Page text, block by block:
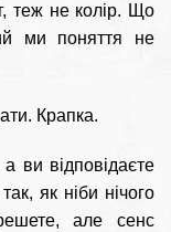
теж не колір. Що
ми поняття не
Крапка.
ви відповідаєте
як ніби нічого
але сенс